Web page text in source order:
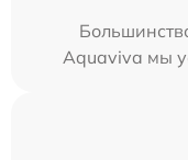
Aquaviva мы